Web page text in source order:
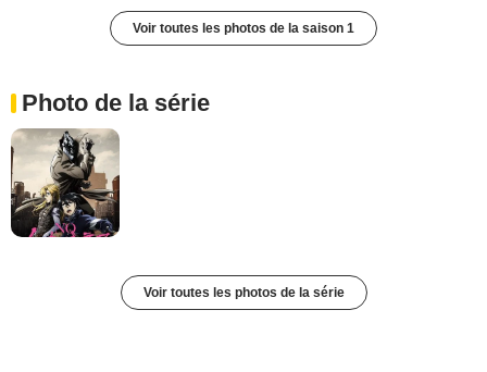
Voir toutes les photos de la saison 1
Photo de la série
Voir toutes les photos de la série